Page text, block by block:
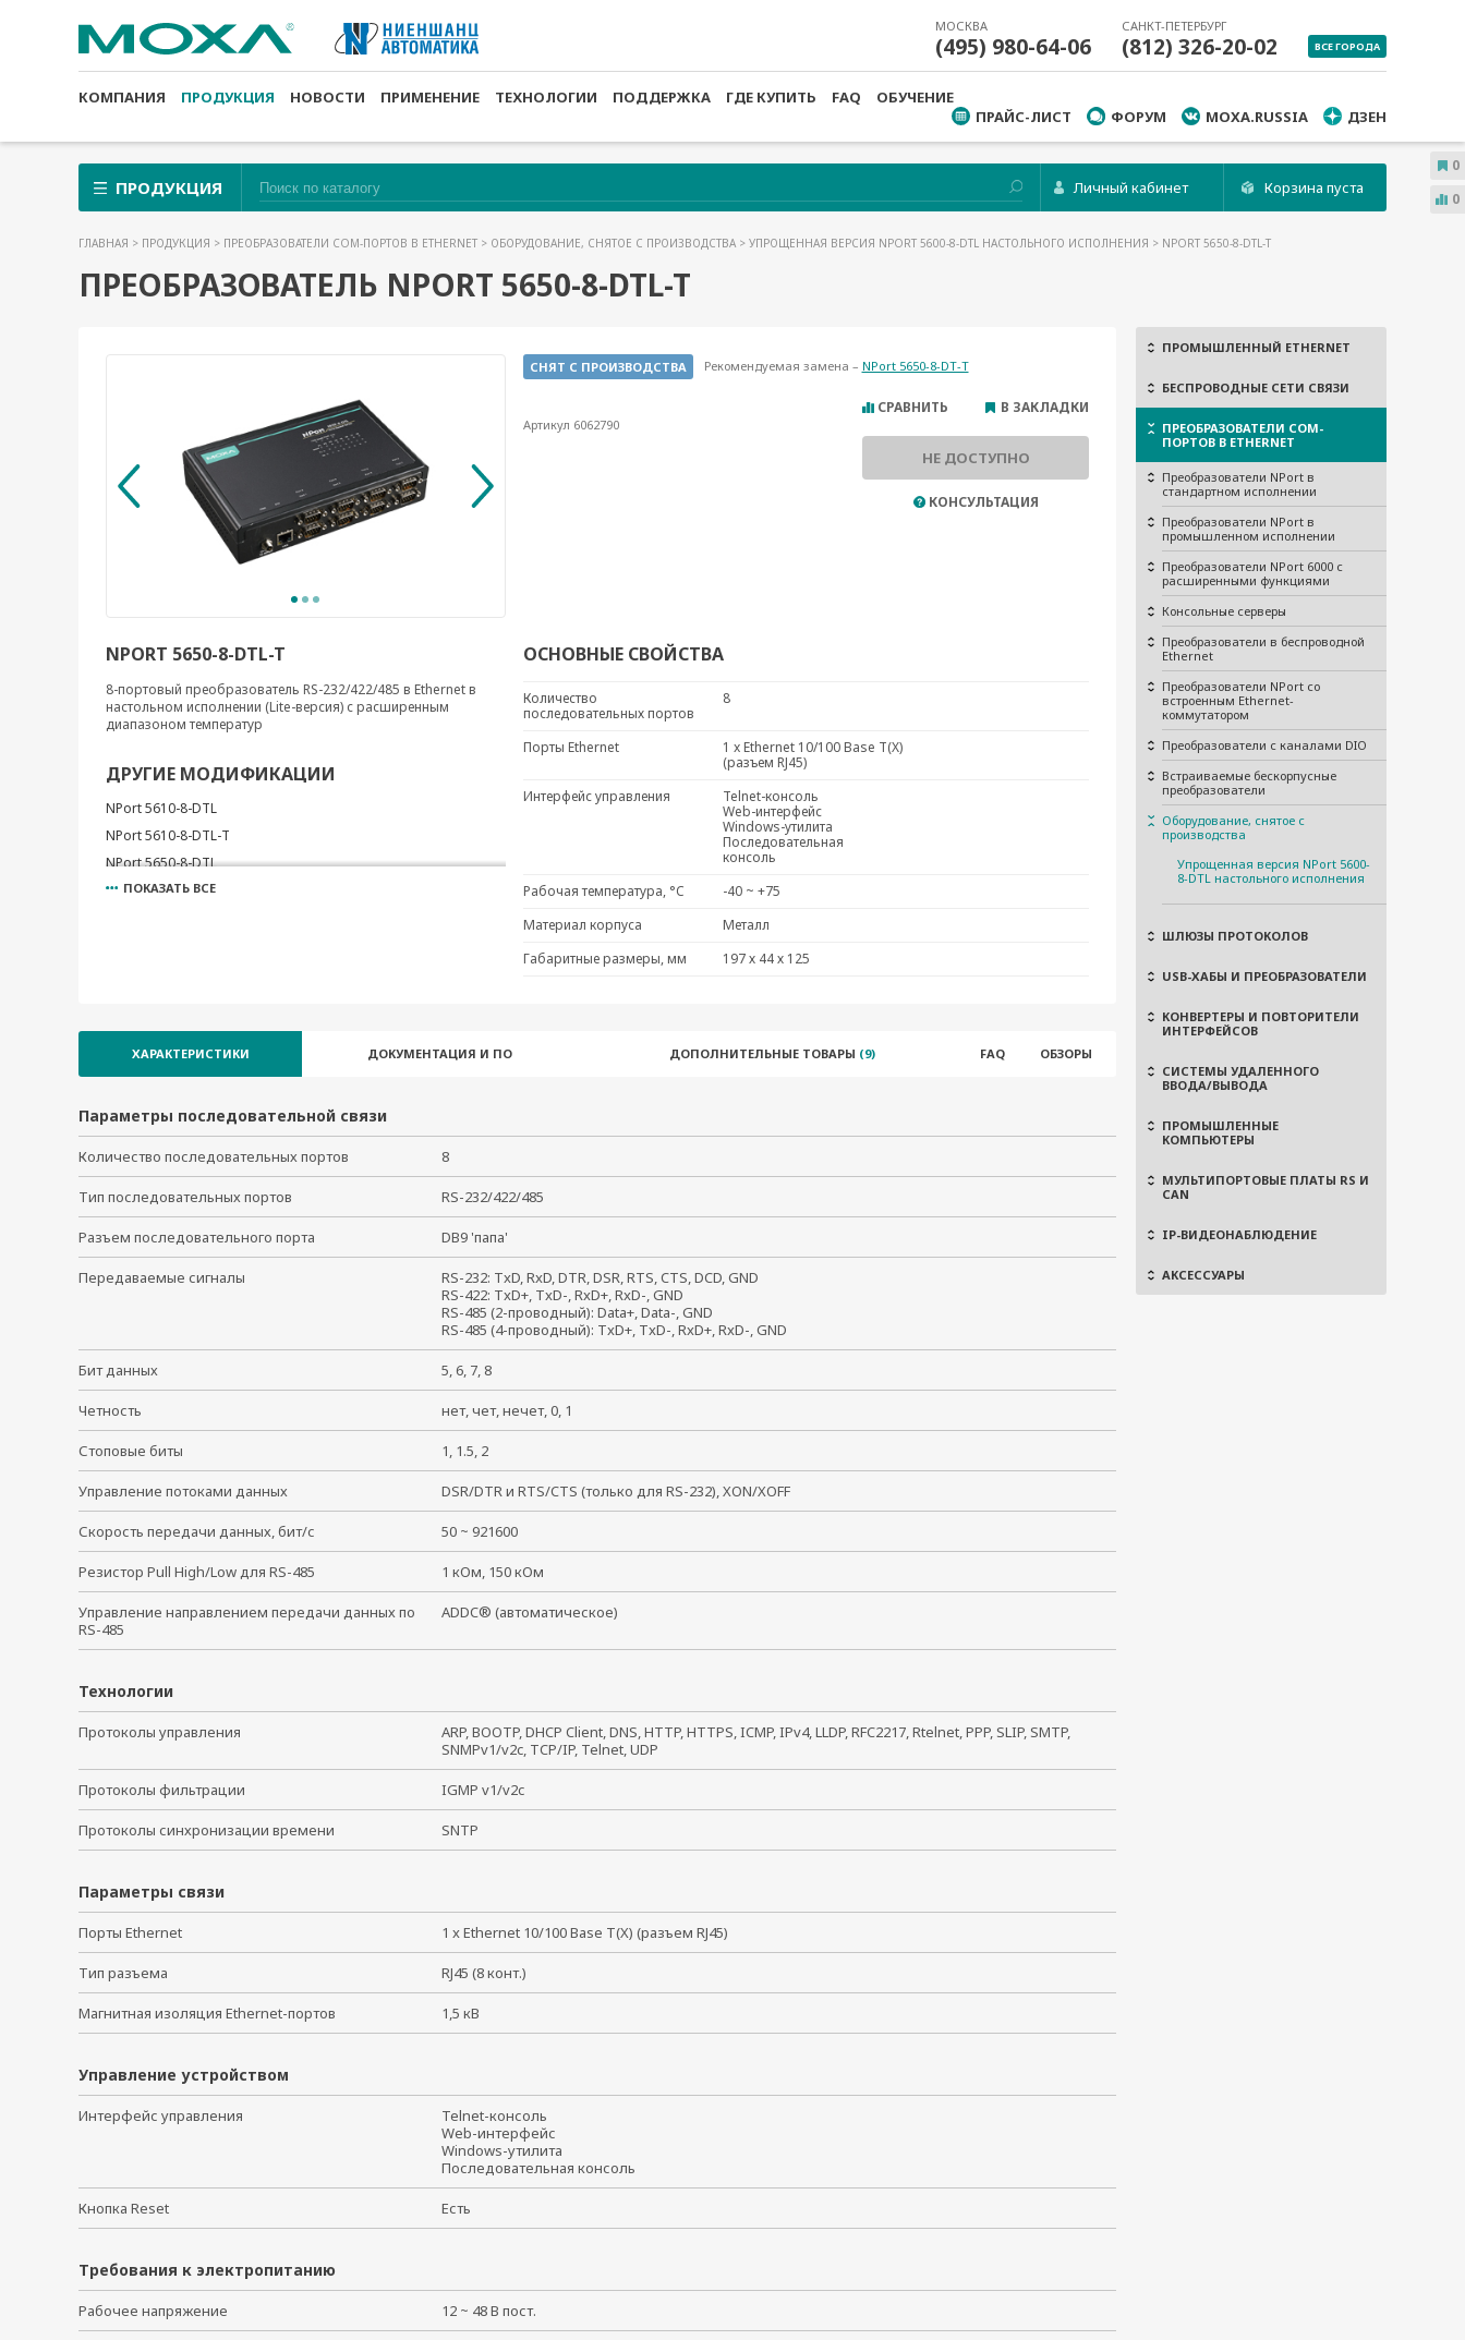
МОСКВА
(495) 980-64-06
САНКТ-ПЕТЕРБУРГ
(812) 326-20-02 ВСЕ ГОРОДА
КОМПАНИЯ ПРОДУКЦИЯ НОВОСТИ ПРИМЕНЕНИЕ ТЕХНОЛОГИИ ПОДДЕРЖКА ГДЕ КУПИТЬ FAQ
ОБУЧЕНИЕ
ПРАЙС-ЛИСТ
ФОРУМ MOXA.RUSSIA ДЗЕН
ПРОДУКЦИЯ Личный кабинет Корзина пуста
ГЛАВНАЯ > ПРОДУКЦИЯ > ПРЕОБРАЗОВАТЕЛИ COM-ПОРТОВ В ETHERNET > ОБОРУДОВАНИЕ, СНЯТОЕ С ПРОИЗВОДСТВА > УПРОЩЕННАЯ ВЕРСИЯ NPORT 5600-8-DTL НАСТОЛЬНОГО ИСПОЛНЕНИЯ > NPORT 5650-8-DTL-T
ПРЕОБРАЗОВАТЕЛЬ NPORT 5650-8-DTL-T
ПРОМЫШЛЕННЫЙ ETHERNET
БЕСПРОВОДНЫЕ СЕТИ СВЯЗИ
ПРЕОБРАЗОВАТЕЛИ COM-
ПОРТОВ В ETHERNET
Преобразователи NPort в
стандартном исполнении
Преобразователи NPort в
промышленном исполнении
Преобразователи NPort 6000 с
расширенными функциями
Консольные серверы
Преобразователи в беспроводной
Ethernet
Преобразователи NPort со
встроенным Ethernet-
коммутатором
Преобразователи с каналами DIO
Встраиваемые бескорпусные
преобразователи
Оборудование, снятое с
производства
Упрощенная версия NPort 5600-
8-DTL настольного исполнения
ШЛЮЗЫ ПРОТОКОЛОВ
USB-ХАБЫ И ПРЕОБРАЗОВАТЕЛИ
КОНВЕРТЕРЫ И ПОВТОРИТЕЛИ
ИНТЕРФЕЙСОВ
СИСТЕМЫ УДАЛЕННОГО
ВВОДА/ВЫВОДА
ПРОМЫШЛЕННЫЕ
КОМПЬЮТЕРЫ
МУЛЬТИПОРТОВЫЕ ПЛАТЫ RS И
CAN
IP-ВИДЕОНАБЛЮДЕНИЕ
АКСЕССУАРЫ
СНЯТ С ПРОИЗВОДСТВА Рекомендуемая замена – NPort 5650-8-DT-T
Артикул 6062790
СРАВНИТЬ В ЗАКЛАДКИ
НЕ ДОСТУПНО
КОНСУЛЬТАЦИЯ
NPORT 5650-8-DTL-T
8-портовый преобразователь RS-232/422/485 в Ethernet в
настольном исполнении (Lite-версия) с расширенным
диапазоном температур
ДРУГИЕ МОДИФИКАЦИИ
NPort 5610-8-DTL
NPort 5610-8-DTL-T
NPort 5650-8-DTL
NPort 5650I-8-DTL
ПОКАЗАТЬ ВСЕ
ОСНОВНЫЕ СВОЙСТВА
Количество
последовательных портов
8
Порты Ethernet
1 x Ethernet 10/100 Base T(X)
(разъем RJ45)
Интерфейс управления
Telnet-консоль
Web-интерфейс
Windows-утилита
Последовательная
консоль
Рабочая температура, °C
-40 ~ +75
Материал корпуса
Металл
Габаритные размеры, мм
197 х 44 х 125
ХАРАКТЕРИСТИКИ ДОКУМЕНТАЦИЯ И ПО ДОПОЛНИТЕЛЬНЫЕ ТОВАРЫ (9) FAQ ОБЗОРЫ
Параметры последовательной связи
Количество последовательных портов 8
Тип последовательных портов RS-232/422/485
Разъем последовательного порта DB9 'папа'
Передаваемые сигналы
RS-232: TxD, RxD, DTR, DSR, RTS, CTS, DCD, GND
RS-422: TxD+, TxD-, RxD+, RxD-, GND
RS-485 (2-проводный): Data+, Data-, GND
RS-485 (4-проводный): TxD+, TxD-, RxD+, RxD-, GND
Бит данных 5, 6, 7, 8
Четность нет, чет, нечет, 0, 1
Стоповые биты 1, 1.5, 2
Управление потоками данных DSR/DTR и RTS/CTS (только для RS-232), XON/XOFF
Скорость передачи данных, бит/с 50 ~ 921600
Резистор Pull High/Low для RS-485 1 кОм, 150 кОм
Управление направлением передачи данных по
RS-485
ADDC® (автоматическое)
Технологии
Протоколы управления
ARP, BOOTP, DHCP Client, DNS, HTTP, HTTPS, ICMP, IPv4, LLDP, RFC2217, Rtelnet, PPP, SLIP, SMTP,
SNMPv1/v2c, TCP/IP, Telnet, UDP
Протоколы фильтрации IGMP v1/v2c
Протоколы синхронизации времени SNTP
Параметры связи
Порты Ethernet 1 x Ethernet 10/100 Base T(X) (разъем RJ45)
Тип разъема RJ45 (8 конт.)
Магнитная изоляция Ethernet-портов 1,5 кВ
Управление устройством
Интерфейс управления
Telnet-консоль
Web-интерфейс
Windows-утилита
Последовательная консоль
Кнопка Reset Есть
Требования к электропитанию
Рабочее напряжение 12 ~ 48 В пост.
0
0